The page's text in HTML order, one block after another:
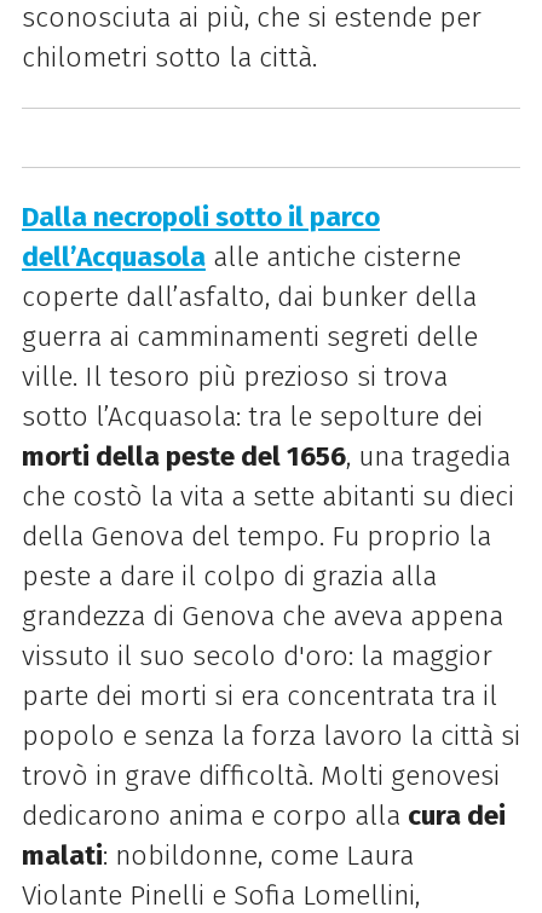
sconosciuta ai più, che si estende per
chilometri sotto la città.
Dalla necropoli sotto il parco
dell’Acquasolaalle antiche cisterne
coperte dall’asfalto, dai bunker della
guerra ai camminamenti segreti delle
ville. Il tesoro più prezioso si trova
sotto l’Acquasola: tra le sepolture dei
morti della peste del 1656, una tragedia
che costò la vita a sette abitanti su dieci
della Genova del tempo. Fu proprio la
peste a dare il colpo di grazia alla
grandezza di Genova che aveva appena
vissuto il suo secolo d'oro: la maggior
parte dei morti si era concentrata tra il
popolo e senza la forza lavoro la città si
trovò in grave difficoltà. Molti genovesi
dedicarono anima e corpo alla cura dei
malati: nobildonne, come Laura
Violante Pinelli e Sofia Lomellini,